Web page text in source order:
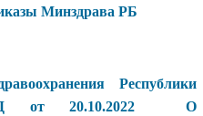
Минздрава РБ
Республики
Д от 20.10.2022 О